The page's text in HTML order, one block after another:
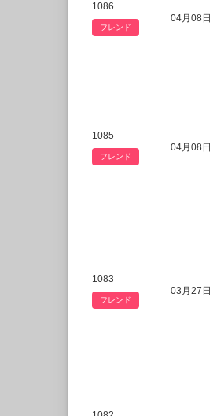
1086
フレンド
04月08日
1085
フレンド
04月08日
1083
フレンド
03月27日